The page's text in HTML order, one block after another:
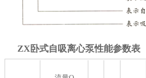
ZX卧式自吸离心泵性能参数表